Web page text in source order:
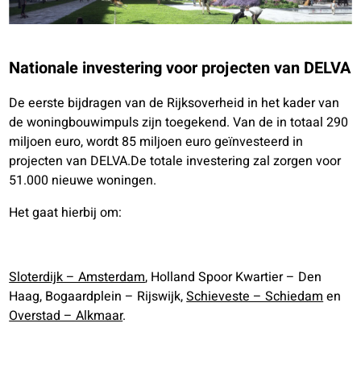
Nationale investering voor projecten van DELVA
De eerste bijdragen van de Rijksoverheid in het kader van
de woningbouwimpuls zijn toegekend. Van de in totaal 290
miljoen euro, wordt 85 miljoen euro geïnvesteerd in
projecten van DELVA.De totale investering zal zorgen voor
51.000 nieuwe woningen.
Het gaat hierbij om:
Sloterdijk – Amsterdam, Holland Spoor Kwartier – Den
Haag, Bogaardplein – Rijswijk,Schieveste – Schiedamen
Overstad – Alkmaar.